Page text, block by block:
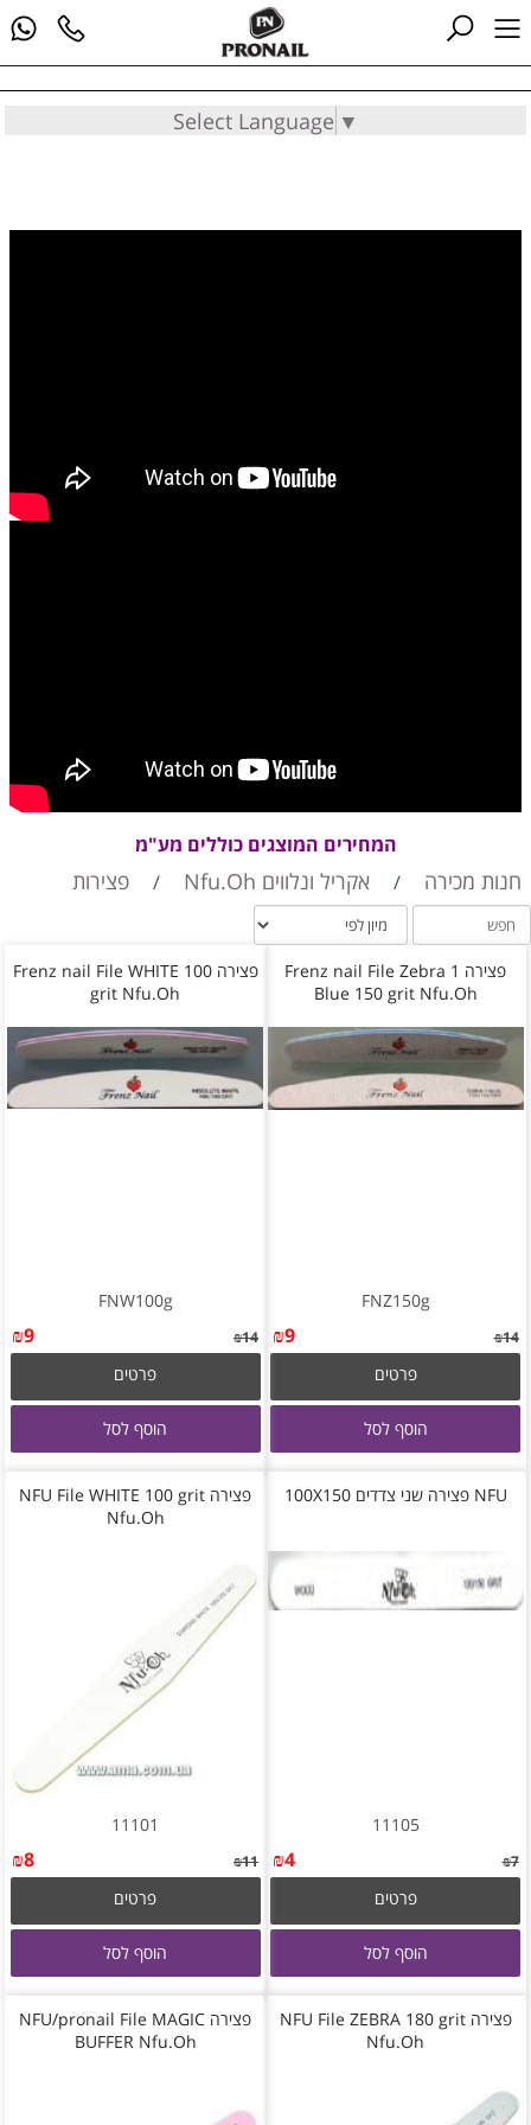
Select Language ▼
המחירים המוצגים כוללים מע"מ
חנות מכירה / אקריל ונלווים Nfu.Oh / פצירות
פצירה Frenz nail File Zebra 1
Blue 150 grit Nfu.Oh
FNZ150g
₪14
₪9
פרטים
הוסף לסל
פצירה Frenz nail File WHITE 100
grit Nfu.Oh
FNW100g
₪14
₪9
פרטים
הוסף לסל
NFU פצירה שני צדדים 100X150
11105
₪7
₪4
פרטים
הוסף לסל
פצירה NFU File WHITE 100 grit
Nfu.Oh
11101
₪11
₪8
פרטים
הוסף לסל
פצירה NFU File ZEBRA 180 grit
Nfu.Oh
פצירה NFU/pronail File MAGIC
BUFFER Nfu.Oh